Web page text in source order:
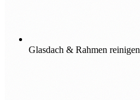
Glasdach & Rahmen reinigen